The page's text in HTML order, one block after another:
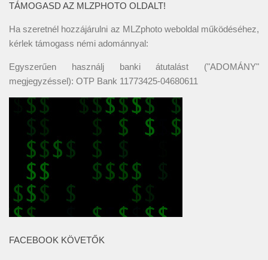
TÁMOGASD AZ MLZPHOTO OLDALT!
Ha szeretnél hozzájárulni az MLZphoto weboldal működéséhez,
kérlek támogass némi adománnyal:
Egyszerűen használj banki átutalást ("ADOMÁNY"
megjegyzéssel): OTP Bank 11773425-04680611
FACEBOOK KÖVETŐK